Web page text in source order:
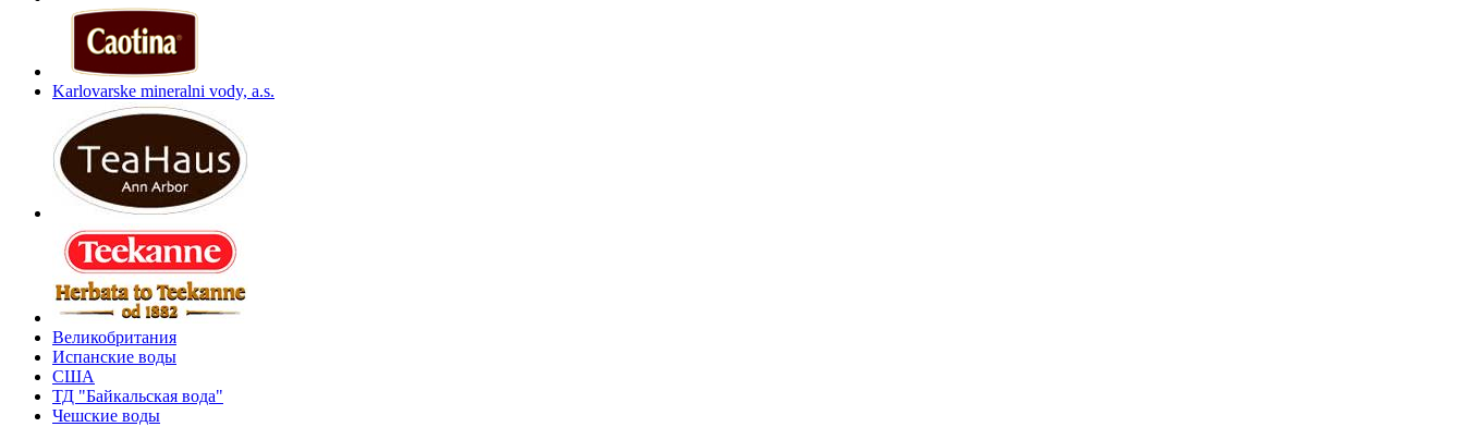
Karlovarske mineralni vody, a.s.
Великобритания
Испанские воды
США
ТД "Байкальская вода"
Чешские воды